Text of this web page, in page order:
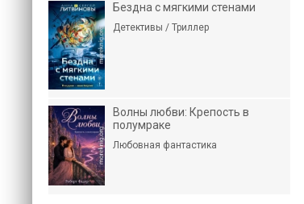
Бездна с мягкими стенами
Детективы / Триллер
Волны любви: Крепость в
полумраке
Любовная фантастика